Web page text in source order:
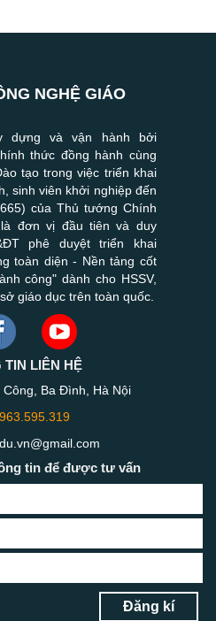
NGHỆ GIÁO
dựng và vận hành bởi
thức đồng hành cùng
tạo trong việc triển khai
sinh viên khởi nghiệp đến
của Thủ tướng Chính
là đơn vị đầu tiên và duy
phê duyệt triển khai
toàn diện - Nền tảng cốt
công" dành cho HSSV,
giáo dục trên toàn quốc.
TIN LIÊN HỆ
Công, Ba Đình, Hà Nội
tin để được tư vấn
Đăng kí